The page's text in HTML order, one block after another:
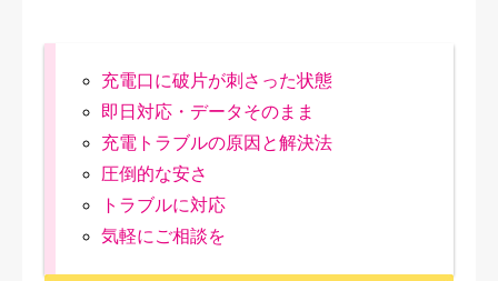
充電口に破片が刺さった状態
即日対応・データそのまま
充電トラブルの原因と解決法
圧倒的な安さ
トラブルに対応
気軽にご相談を